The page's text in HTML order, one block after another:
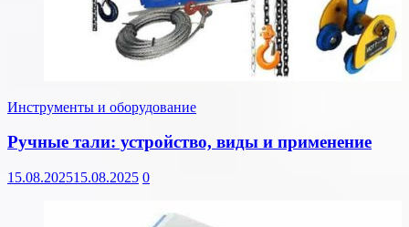
Инструменты и оборудование
Ручные тали: устройство, виды и применение
15.08.202515.08.2025 0